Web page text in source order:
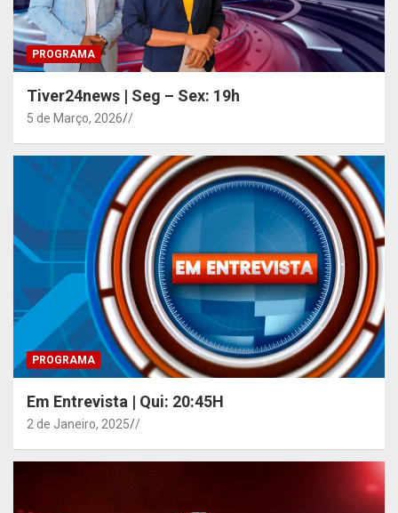
PROGRAMA
Tiver24news | Seg – Sex: 19h
5 de Março, 2026 /
PROGRAMA
Em Entrevista | Qui: 20:45H
2 de Janeiro, 2025 /